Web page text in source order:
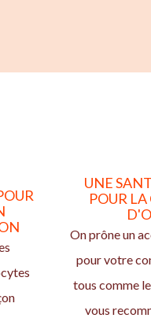
UNE
POUR
On prône un
pour votre
tous comme
vous